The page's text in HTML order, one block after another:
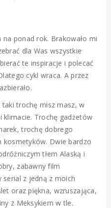
na ponad rok. Brakowało mi
dla Was wszystkie
te inspiracje i polecać
cykl wraca. A przez
trochę misz masz, w
klimacie. Trochę gadżetów
trochę dobrego
kosmetyków. Dwie bardzo
tłem Alaską i
zabawny film
serial z jedną z moich
oraz piękna, wzruszająca,
z Meksykiem w tle.